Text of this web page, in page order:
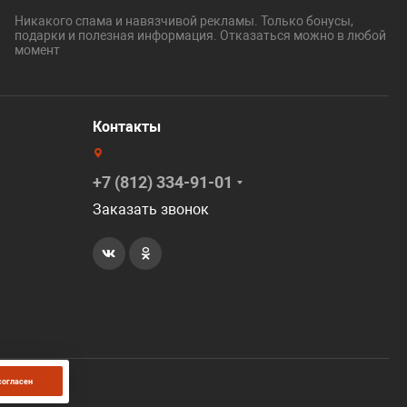
Никакого спама и навязчивой рекламы. Только бонусы,
подарки и полезная информация. Отказаться можно в любой
момент
Контакты
+7 (812) 334-91-01
Заказать звонок